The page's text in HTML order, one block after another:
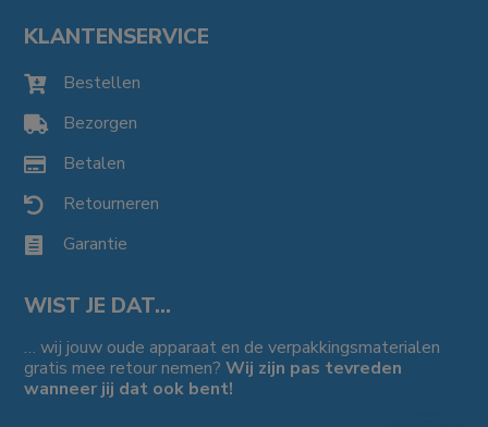
KLANTENSERVICE
 Bestellen
 Bezorgen
 Betalen
 Retourneren
 Garantie
WIST JE DAT…
… wij jouw oude apparaat en de verpakkingsmaterialen
gratis mee retour nemen?Wij zijn pas tevreden
wanneer jij dat ook bent!